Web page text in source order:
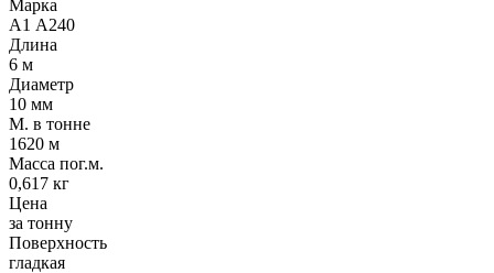
Марка
А1 А240
Длина
6 м
Диаметр
10 мм
М. в тонне
1620 м
Масса пог.м.
0,617 кг
Цена
за тонну
Поверхность
гладкая